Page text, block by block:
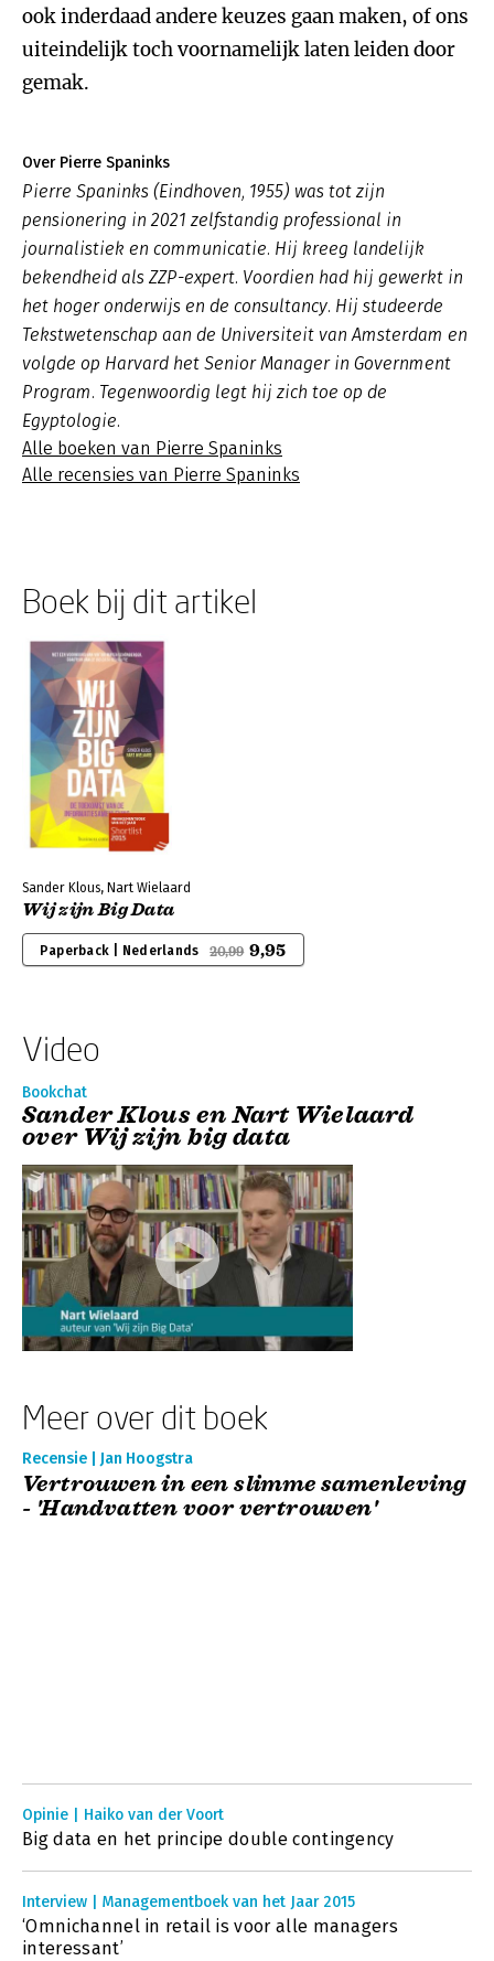
ook inderdaad andere keuzes gaan maken, of ons
uiteindelijk toch voornamelijk laten leiden door
gemak.
Over Pierre Spaninks
Pierre Spaninks (Eindhoven, 1955) was tot zijn
pensionering in 2021 zelfstandig professional in
journalistiek en communicatie. Hij kreeg landelijk
bekendheid als ZZP-expert. Voordien had hij gewerkt in
het hoger onderwijs en de consultancy. Hij studeerde
Tekstwetenschap aan de Universiteit van Amsterdam en
volgde op Harvard het Senior Manager in Government
Program. Tegenwoordig legt hij zich toe op de
Egyptologie.
Alle boeken van Pierre Spaninks
Alle recensies van Pierre Spaninks
Boek bij dit artikel
Sander Klous, Nart Wielaard
Wij zijn Big Data
Paperback | Nederlands 20,99 9,95
Video
Bookchat
Sander Klous en Nart Wielaard
over Wij zijn big data
Meer over dit boek
Recensie | Jan Hoogstra
Vertrouwen in een slimme samenleving
- 'Handvatten voor vertrouwen'
Opinie | Haiko van der Voort
Big data en het principe double contingency
Interview | Managementboek van het Jaar 2015
‘Omnichannel in retail is voor alle managers
interessant’